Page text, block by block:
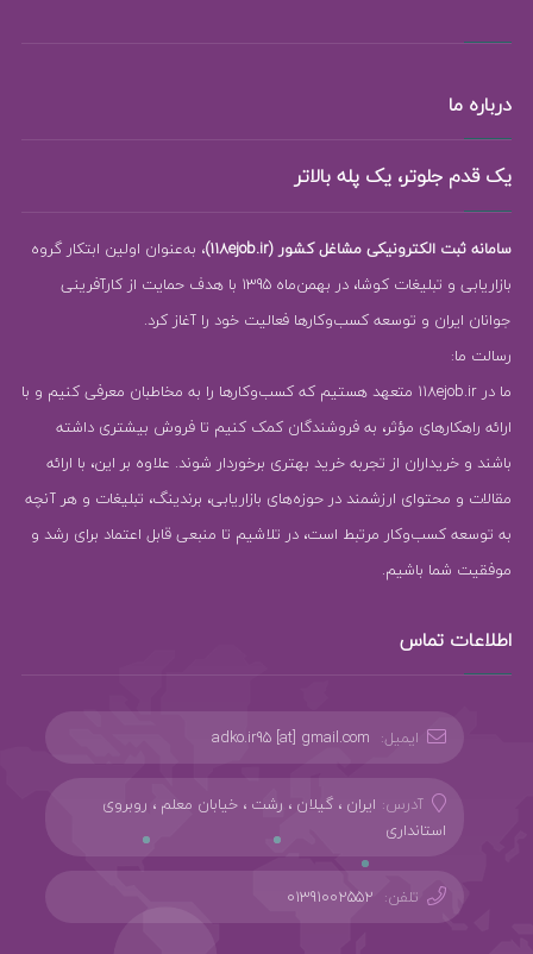
درباره ما
یک قدم جلوتر، یک پله بالاتر
سامانه ثبت الکترونیکی مشاغل کشور (118ejob.ir)
، به‌عنوان اولین ابتکار گروه
بازاریابی و تبلیغات کوشا، در بهمن‌ماه 1395 با هدف حمایت از کارآفرینی
جوانان ایران و توسعه کسب‌وکارها فعالیت خود را آغاز کرد.
رسالت ما:
ما در 118ejob.ir متعهد هستیم که کسب‌وکارها را به مخاطبان معرفی کنیم و با
ارائه راهکارهای مؤثر، به فروشندگان کمک کنیم تا فروش بیشتری داشته
باشند و خریداران از تجربه خرید بهتری برخوردار شوند. علاوه بر این، با ارائه
مقالات و محتوای ارزشمند در حوزه‌های بازاریابی، برندینگ، تبلیغات و هر آنچه
به توسعه کسب‌وکار مرتبط است، در تلاشیم تا منبعی قابل اعتماد برای رشد و
موفقیت شما باشیم.
اطلاعات تماس
ایمیل: adko.ir95 [at] gmail.com
آدرس: ایران ، گیلان ، رشت ، خیابان معلم ، روبروی
استانداری
تلفن: 01391002552